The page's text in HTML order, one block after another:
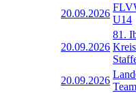
20.09.2026
U14
20.09.2026
81.
20.09.2026